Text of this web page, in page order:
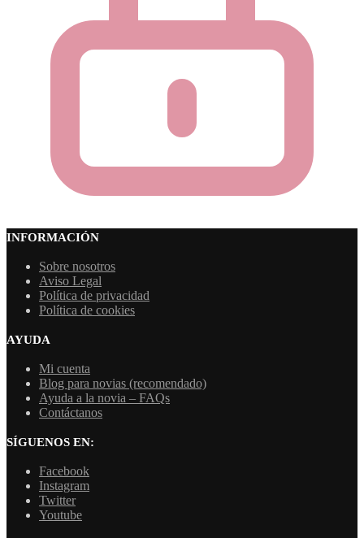
INFORMACIÓN
Sobre nosotros
Aviso Legal
Política de privacidad
Política de cookies
AYUDA
Mi cuenta
Blog para novias (recomendado)
Ayuda a la novia – FAQs
Contáctanos
SÍGUENOS EN:
Facebook
Instagram
Twitter
Youtube